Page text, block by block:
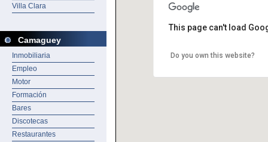
Villa Clara
Camaguey
Inmobiliaria
Empleo
Motor
Formación
Bares
Discotecas
Restaurantes
This page can't load
Do you own this website?